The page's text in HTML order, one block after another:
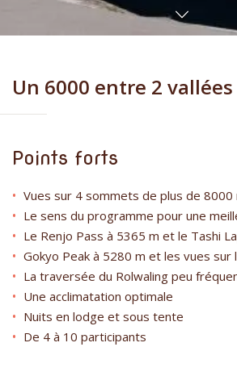
Un 6000 entre 2
Points forts
Vues sur 4 sommets de plus de 8000
Le sens du programme pour une
Le Renjo Pass à 5365 m et le Tashi
Gokyo Peak à 5280 m et les vues sur
La traversée du Rolwaling peu
Une acclimatation optimale
Nuits en lodge et sous tente
De 4 à 10 participants